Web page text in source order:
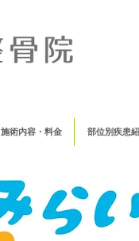
施術内容・料金 部位別疾患